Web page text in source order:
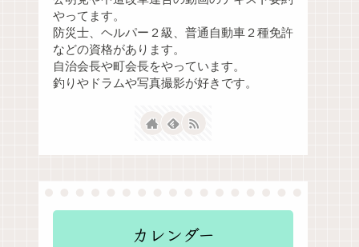
やってます。
防災士、ヘルパー２級、普通自動車２種免許
などの資格があります。
自治会長や町会長をやっています。
釣りやドラムや写真撮影が好きです。
カレンダー